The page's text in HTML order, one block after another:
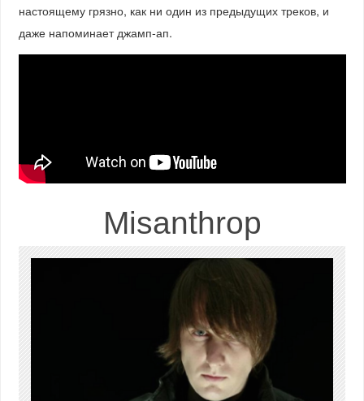
настоящему грязно, как ни один из предыдущих треков, и
даже напоминает джамп-ап.
Misanthrop